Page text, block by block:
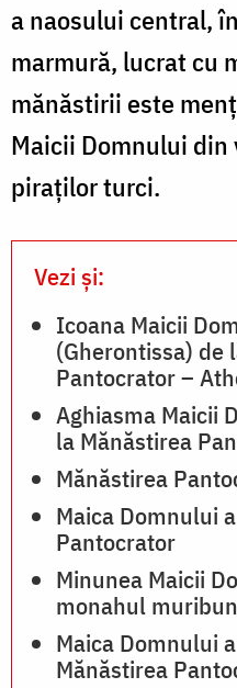
a naosului central,
marmură, lucrat cu
mănăstirii este
Maicii Domnului
piraţilor turci.
Vezi și:
Icoana Maicii
(Gherontissa) de
Pantocrator –
Aghiasma Maicii
la Mănăstirea
Mănăstirea
Maica Domnului
Pantocrator
Minunea Maicii
monahul
Maica Domnului
Mănăstirea